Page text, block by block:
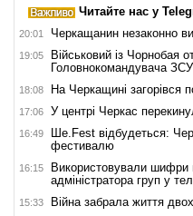
Читайте нас у
20:01 Черкащанин незаконно
19:05
Військовий із Чорнобая
Головнокомандувача ЗСУ
18:08 На Черкащині загорівся
17:06 У центрі Черкас
16:49
Ше.Fest відбудеться:
фестивалю
16:15
Використовували шифри
адміністратора груп у
15:33 Війна забрала життя